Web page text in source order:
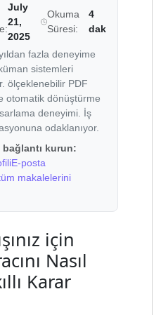
July
21,
2025
Okuma
Süresi:
4
dak
fazla deneyime
sistemleri
ölçeklenebilir PDF
otomatik dönüştürme
deneyimi. İş
odaklanıyor.
kurun:
E-posta
makalelerini
için
Nasıl
Karar